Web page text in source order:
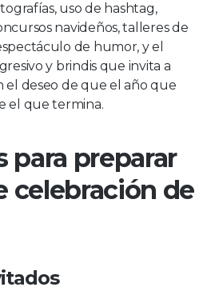
uso de hashtag,
navideños, talleres de
de humor, y el
y brindis que invita a
el deseo de que el año que
el que termina.
para preparar
celebración de